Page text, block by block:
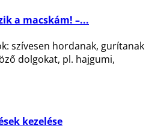
a macskám! –...
szívesen hordanak, gurítanak
dolgokat, pl. hajgumi,
kezelése